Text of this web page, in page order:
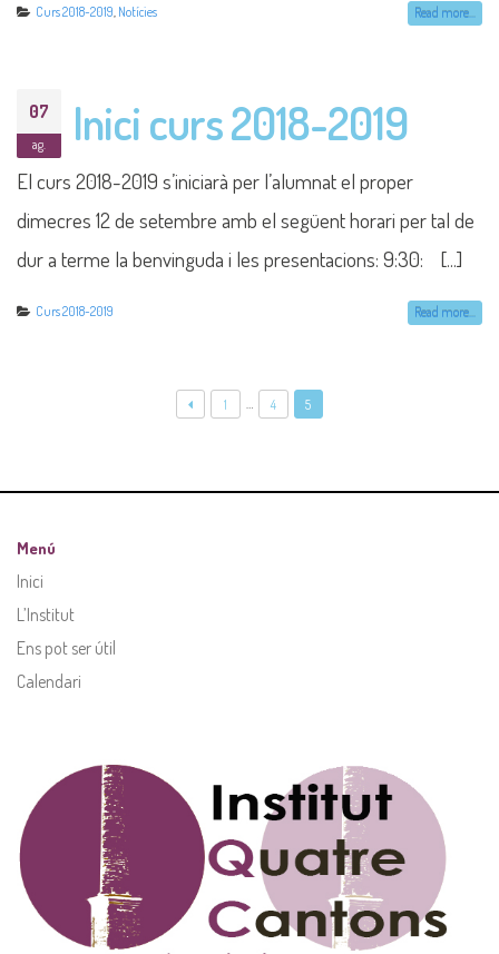
Curs 2018-2019 Notícies Read more...
07
ag. Inici curs 2018-2019
El curs 2018-2019 s’iniciarà per l’alumnat el proper
dimecres 12 de setembre amb el següent horari per tal de
dur a terme la benvinguda i les presentacions: 9:30: [...]
Curs 2018-2019 Read more...
1 4 5
Menú
Inici
L’Institut
Ens pot ser útil
Calendari